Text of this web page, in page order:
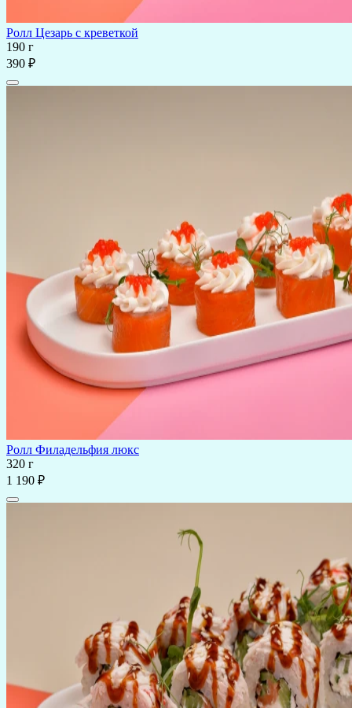
Ролл Цезарь с креветкой
190 г
390 ₽
Ролл Филадельфия люкс
320 г
1 190 ₽